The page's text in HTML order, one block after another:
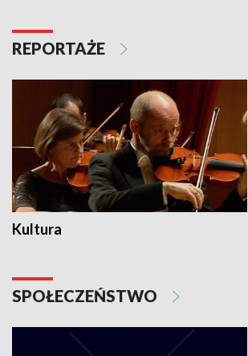
REPORTAŻE
Kultura
SPOŁECZEŃSTWO